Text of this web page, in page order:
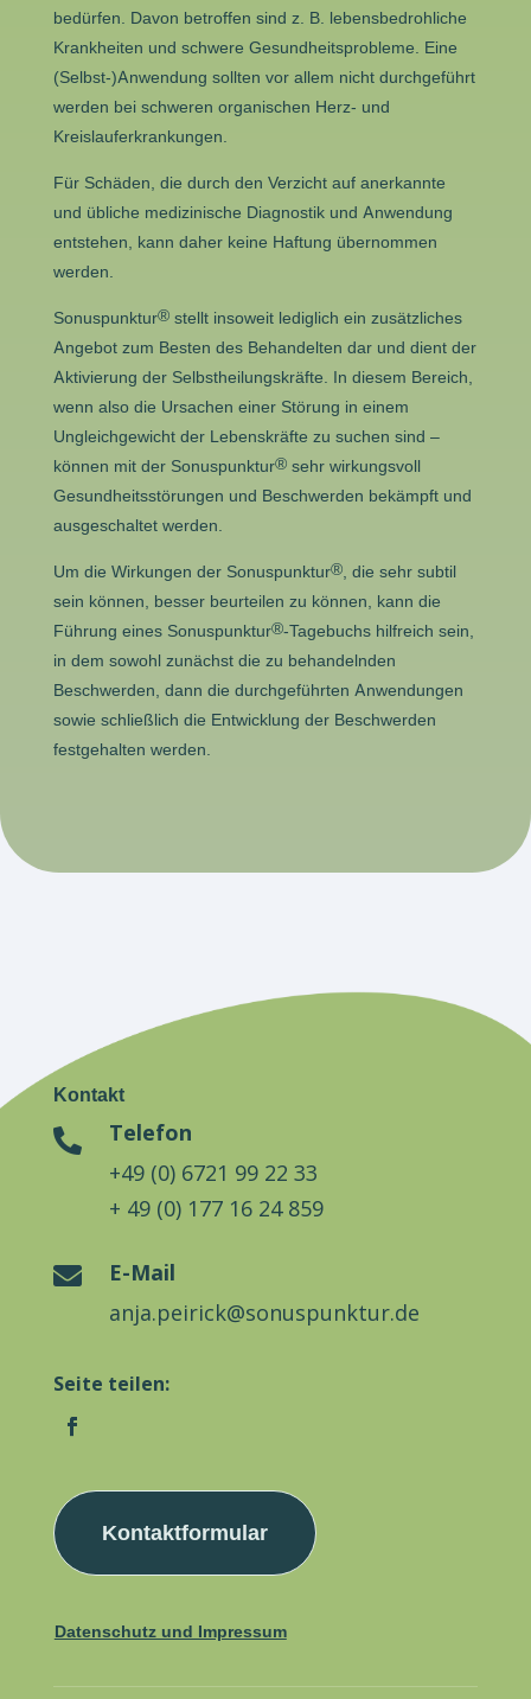
bedürfen. Davon betroffen sind z. B. lebensbedrohliche
Krankheiten und schwere Gesundheitsprobleme. Eine
(Selbst-)Anwendung sollten vor allem nicht durchgeführt
werden bei schweren organischen Herz- und
Kreislauferkrankungen.
Für Schäden, die durch den Verzicht auf anerkannte
und übliche medizinische Diagnostik und Anwendung
entstehen, kann daher keine Haftung übernommen
werden.
Sonuspunktur®stellt insoweit lediglich ein zusätzliches
Angebot zum Besten des Behandelten dar und dient der
Aktivierung der Selbstheilungskräfte. In diesem Bereich,
wenn also die Ursachen einer Störung in einem
Ungleichgewicht der Lebenskräfte zu suchen sind –
können mit der Sonuspunktur®sehr wirkungsvoll
Gesundheitsstörungen und Beschwerden bekämpft und
ausgeschaltet werden.
Um die Wirkungen der Sonuspunktur®, die sehr subtil
sein können, besser beurteilen zu können, kann die
Führung eines Sonuspunktur®-Tagebuchs hilfreich sein,
in dem sowohl zunächst die zu behandelnden
Beschwerden, dann die durchgeführten Anwendungen
sowie schließlich die Entwicklung der Beschwerden
festgehalten werden.
Kontakt

Telefon
+49 (0) 6721 99 22 33
+ 49 (0) 177 16 24 859

E-Mail
anja.peirick@sonuspunktur.de
Seite teilen:
Kontaktformular
Datenschutz und Impressum